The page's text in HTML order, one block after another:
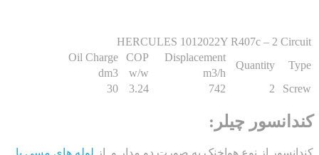
HERCULES 1012022Y R407c – 2
Quantity
Displacement
COP
Oil Charge
m3/h
dm3
2
30
چیلر:
از نوع هواخنک به صورت دو مدار و ازلوله های مسی با